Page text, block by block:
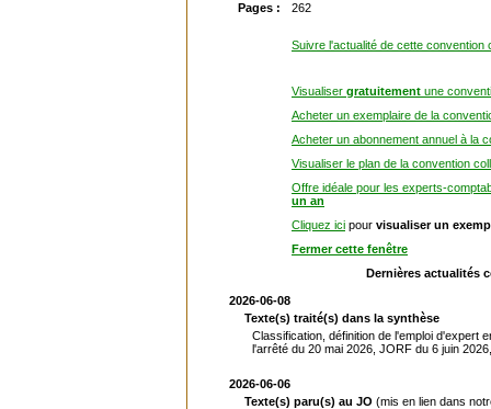
Pages :
262
Suivre l'actualité de cette convention
Visualiser gratuitement une
Acheter un exemplaire de la
Acheter un abonnement annuel à la
Visualiser le plan de la convention
Offre idéale pour les experts-
un an
Cliquez ici pour visualiser un
Fermer cette fenêtre
Dernières actualités
2026-06-08
Texte(s) traité(s) dans la synthèse
Classification, définition de l'emploi d'expert
l'arrêté du 20 mai 2026, JORF du 6 juin
2026-06-06
Texte(s) paru(s) au JO (mis en lien dans